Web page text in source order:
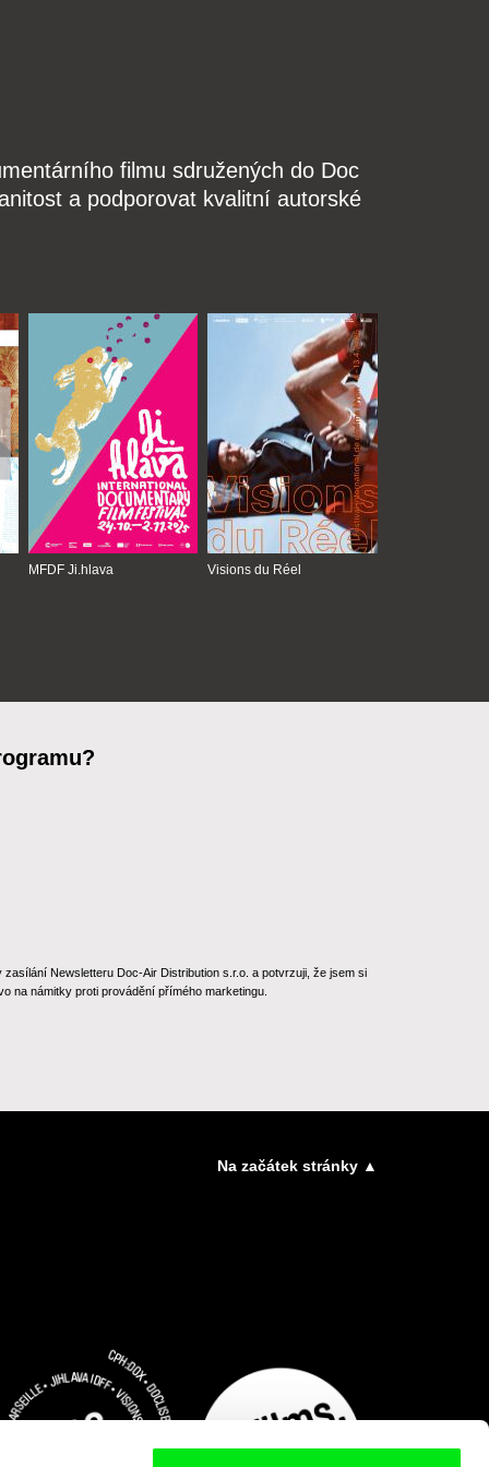
filmu sdružených do Doc
a podporovat kvalitní autorské
MFDF Ji.hlava Visions du Réel
Newsletteru Doc-Air Distribution s.r.o. a potvrzuji, že jsem si
na námitky proti provádění přímého marketingu.
Na začátek stránky ▲